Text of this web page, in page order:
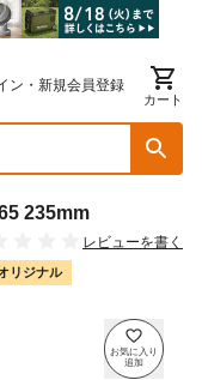
ン・新規会員登録
カート
235mm
レビューを書く
リジナル